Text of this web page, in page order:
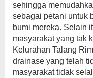
sehingga
sebagai petani untuk
bumi mereka. Selain
masyarakat yang tak
Kelurahan Talang
drainase yang telah
masyarakat tidak